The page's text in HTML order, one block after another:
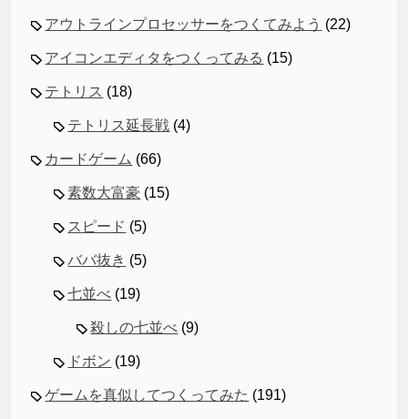
アウトラインプロセッサーをつくてみよう (22)
アイコンエディタをつくってみる (15)
テトリス (18)
テトリス延長戦 (4)
カードゲーム (66)
素数大富豪 (15)
スピード (5)
ババ抜き (5)
七並べ (19)
殺しの七並べ (9)
ドボン (19)
ゲームを真似してつくってみた (191)